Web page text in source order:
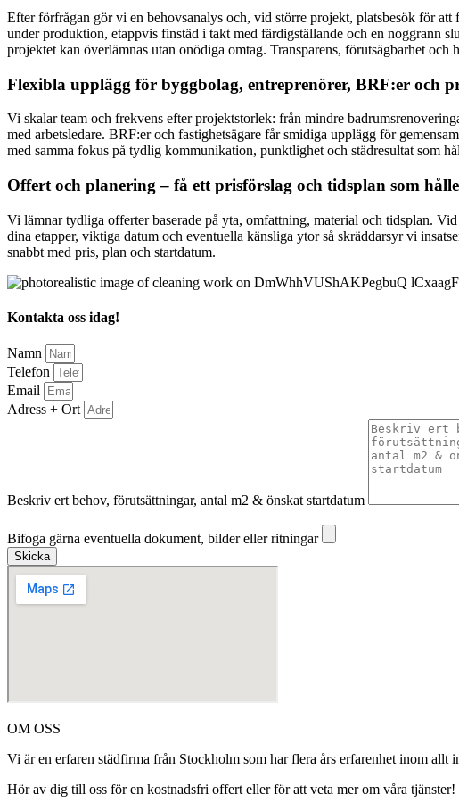
Efter förfrågan gör vi en behovsanalys och, vid större projekt, platsbesök för
under produktion, etappvis finstäd i takt med färdigställande och en noggrann
projektet kan överlämnas utan onödiga omtag. Transparens, förutsägbarhet och
Flexibla upplägg för byggbolag, entreprenörer, BRF:er och
Vi skalar team och frekvens efter projektstorlek: från mindre
med arbetsledare. BRF:er och fastighetsägare får smidiga upplägg för
med samma fokus på tydlig kommunikation, punktlighet och städresultat som
Offert och planering – få ett prisförslag och tidsplan som
Vi lämnar tydliga offerter baserade på yta, omfattning, material och tidsplan.
dina etapper, viktiga datum och eventuella känsliga ytor så skräddarsyr vi
snabbt med pris, plan och startdatum.
Kontakta oss idag!
Namn
Telefon
Email
Adress + Ort
Beskriv ert behov, förutsättningar, antal m2 & önskat startdatum
Bifoga gärna eventuella dokument, bilder eller ritningar
Skicka
OM OSS
Vi är en erfaren städfirma från Stockholm som har flera års erfarenhet inom allt
Hör av dig till oss för en kostnadsfri offert eller för att veta mer om våra tjänster!